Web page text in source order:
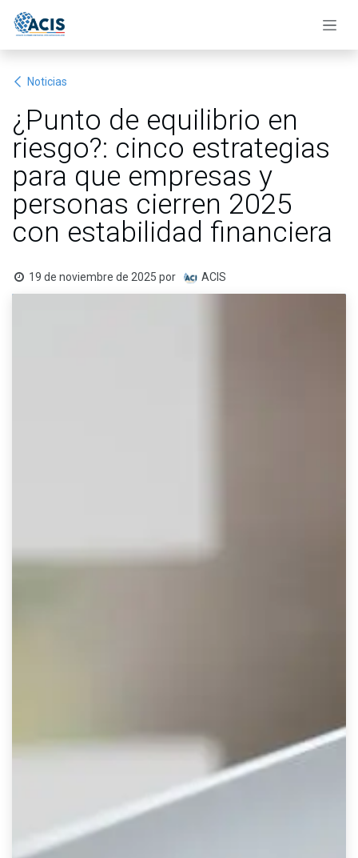
Noticias
¿Punto de equilibrio en
riesgo?: cinco estrategias
para que empresas y
personas cierren 2025
con estabilidad financiera
19 de noviembre de 2025 por ACIS